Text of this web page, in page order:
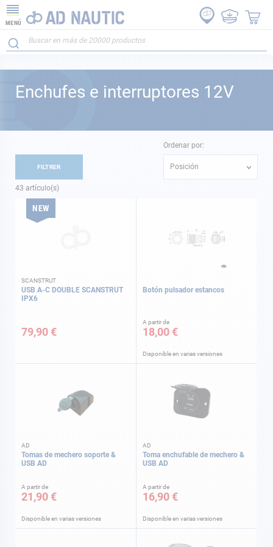
MENÚ
Enchufes e interruptores 12V
43 artículo(s)
Ordenar por:
Posición
NEW
SCANSTRUT
USB A-C DOUBLE SCANSTRUT
IPX6
79,90 €
Botón pulsador estancos
A partir de
18,00 €
Disponible en varias versiones
AD
Tomas de mechero soporte &
USB AD
A partir de
21,90 €
Disponible en varias versiones
AD
Toma enchufable de mechero &
USB AD
A partir de
16,90 €
Disponible en varias versiones
FILTRER